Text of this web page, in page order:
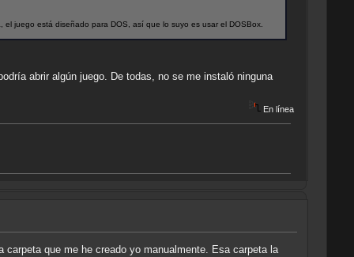
juego está diseñado para DOS, así que lo suyo es usar el DOSBox.
abrir algún juego. De todas, no se me instaló ninguna
En línea
que me he creado yo manualmente. Esa carpeta la